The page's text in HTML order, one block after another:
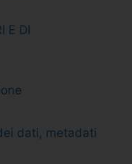
E DI
dati, metadati